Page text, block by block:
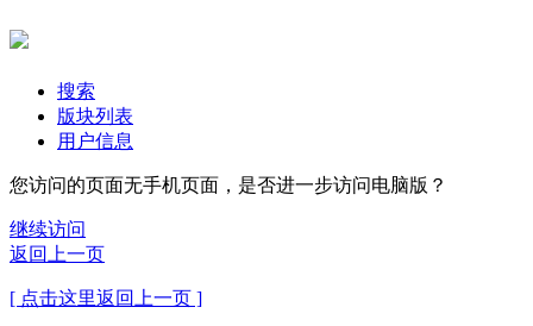
搜索
版块列表
用户信息
您访问的页面无手机页面，是否进一步访问电脑版？
继续访问
返回上一页
[ 点击这里返回上一页 ]